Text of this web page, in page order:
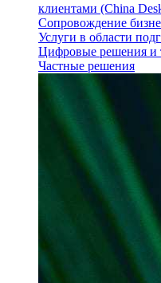
клиентами (China
Сопровождение
Услуги в области
Цифровые решения и
Частные решения